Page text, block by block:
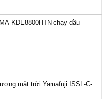
KDE8800HTN chạy dầu
mặt trời Yamafuji ISSL-C-